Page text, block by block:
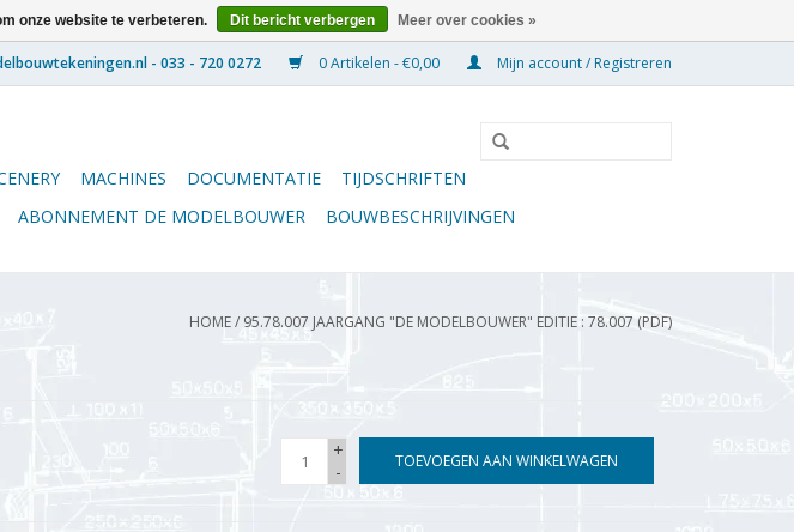
0 Artikelen - €0,00 Mijn account / Registreren
MACHINES DOCUMENTATIE
TIJDSCHRIFTEN
ABONNEMENT DE MODELBOUWER BOUWBESCHRIJVINGEN
HOME/ 95.78.007 JAARGANG "DE MODELBOUWER" EDITIE : 78.007 (PDF)
+
-
TOEVOEGEN AAN WINKELWAGEN
onze website te verbeteren. Dit bericht verbergen Meer over cookies »